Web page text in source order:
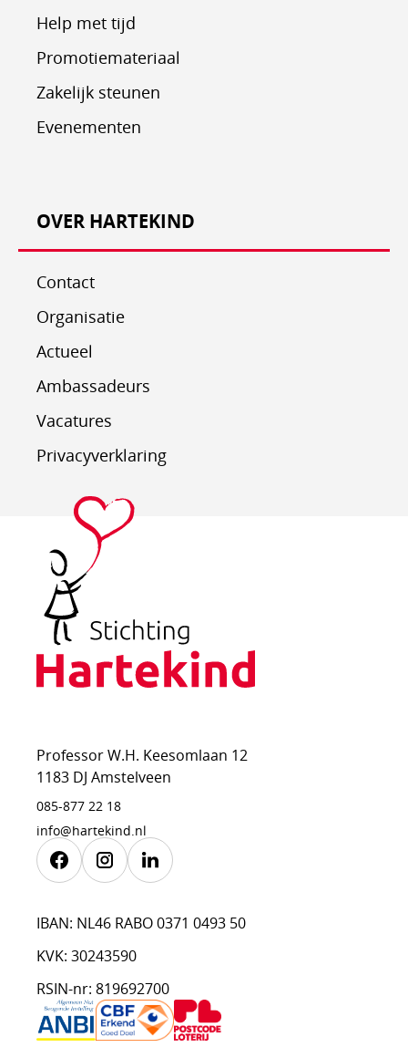
Help met tijd
Promotiemateriaal
Zakelijk steunen
Evenementen
OVER HARTEKIND
Contact
Organisatie
Actueel
Ambassadeurs
Vacatures
Privacyverklaring
Professor W.H. Keesomlaan 12
1183 DJ Amstelveen
085-877 22 18
info@hartekind.nl
FacebookInstagramLinkedin
IBAN: NL46 RABO 0371 0493 50
KVK: 30243590
RSIN-nr: 819692700